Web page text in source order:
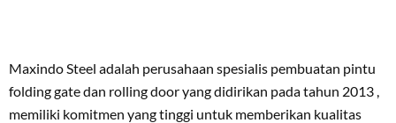
Maxindo Steel adalah perusahaan spesialis pembuatan pintu
folding gate dan rolling door yang didirikan pada tahun 2013 ,
memiliki komitmen yang tinggi untuk memberikan kualitas